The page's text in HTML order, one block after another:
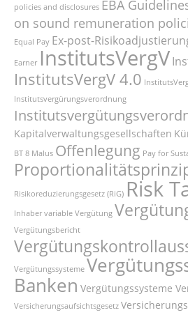
policies and disclosures EBA
on sound remuneration
Equal Pay Ex-post-
Earner InstitutsVergV
InstitutsVergV 4.0
Institutsvergürungsverordnung
Kapitalverwaltungsgesellschaften
BT 8 Malus Offenlegung Pay for
Risikoreduzierungsgesetz (RiG) Risk
Inhaber variable Vergütung
Vergütungsbericht
Vergütungssysteme
Banken Vergütungssysteme
Versicherungsaufsichtsgesetz